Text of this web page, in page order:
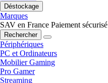
Déstockage
Marques
SAV en France Paiement sécurisé
Rechercher
Périphériques
PC et Ordinateurs
Mobilier Gaming
Pro Gamer
Streaming